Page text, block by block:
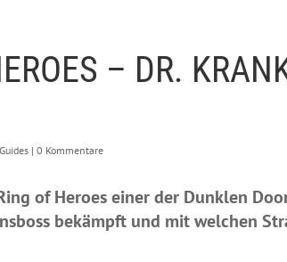
– DR.
| 0 Kommentare
of Heroes einer der Dunklen
bekämpft und mit welchen